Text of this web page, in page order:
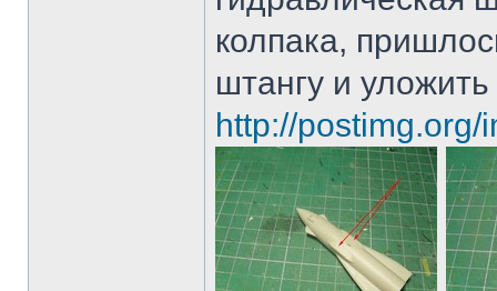
колпака,
штангу и
http://postimg.org/